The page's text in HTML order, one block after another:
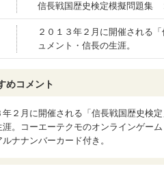
信長戦国歴史検定模擬問題集
２０１３年２月に開催される
ュメント・信長の生涯。
めコメント
年２月に開催される「信長戦国歴史検
涯。コーエーテクモのオンラインゲー
ナナンバーカード付き。